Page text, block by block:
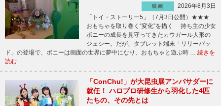
映画
2026年8月3日
「トイ・ストーリー5」（7月3日公開）★★★
おもちゃを取り巻く“変化”を描く 持ち主の少女
ボニーの成長を見守ってきたカウガール人形の
ジェシー。だが、タブレット端末「リリーパッ
ド」の登場で、ボニーは画面の世界に夢中になり、おもちゃと遊ぶ時 … 続きを
読む
「ConChu!」が大昆虫展アンバサダーに
就任！ ハロプロ研修生から羽化した4匹
たちの、その先とは